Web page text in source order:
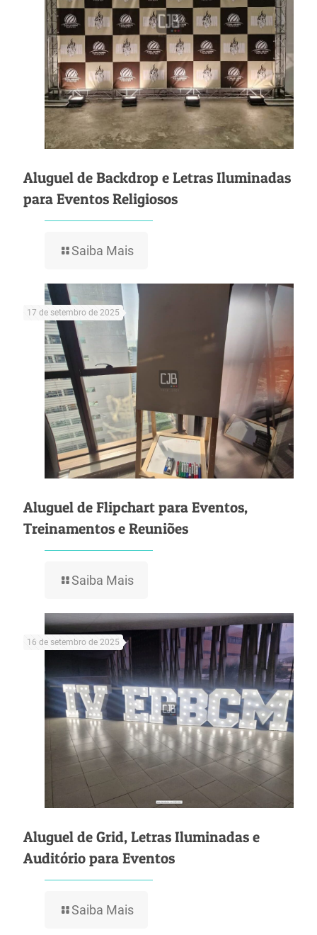
Aluguel de Backdrop e Letras Iluminadas
para Eventos Religiosos
Saiba Mais
17 de setembro de 2025
Aluguel de Flipchart para Eventos,
Treinamentos e Reuniões
Saiba Mais
16 de setembro de 2025
Aluguel de Grid, Letras Iluminadas e
Auditório para Eventos
Saiba Mais